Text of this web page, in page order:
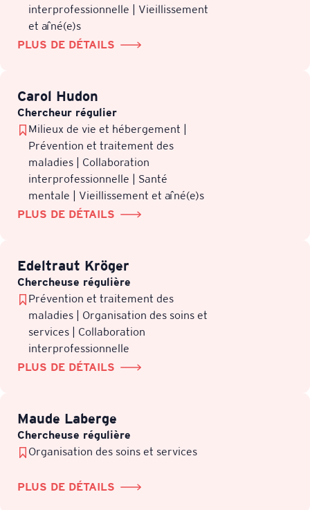
interprofessionnelle | Vieillissement
et aîné(e)s
PLUS DE DÉTAILS
Carol Hudon
Chercheur régulier
Milieux de vie et hébergement |
Prévention et traitement des
maladies | Collaboration
interprofessionnelle | Santé
mentale | Vieillissement et aîné(e)s
PLUS DE DÉTAILS
Edeltraut Kröger
Chercheuse régulière
Prévention et traitement des
maladies | Organisation des soins et
services | Collaboration
interprofessionnelle
PLUS DE DÉTAILS
Maude Laberge
Chercheuse régulière
Organisation des soins et services
PLUS DE DÉTAILS